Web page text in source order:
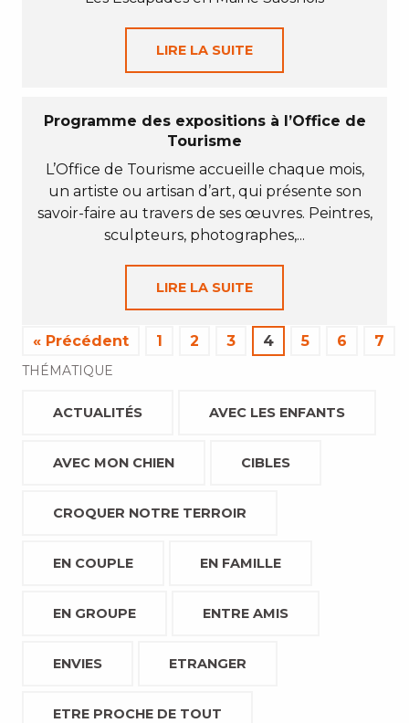
LIRE LA SUITE
Programme des expositions à l’Office de
Tourisme
L’Office de Tourisme accueille chaque mois,
un artiste ou artisan d’art, qui présente son
savoir-faire au travers de ses œuvres. Peintres,
sculpteurs, photographes,...
LIRE LA SUITE
« Précédent 1 2 3 4 5 6 7
THÉMATIQUE
ACTUALITÉS AVEC LES ENFANTS
AVEC MON CHIEN CIBLES
CROQUER NOTRE TERROIR
EN COUPLE EN FAMILLE
EN GROUPE ENTRE AMIS
ENVIES ETRANGER
ETRE PROCHE DE TOUT